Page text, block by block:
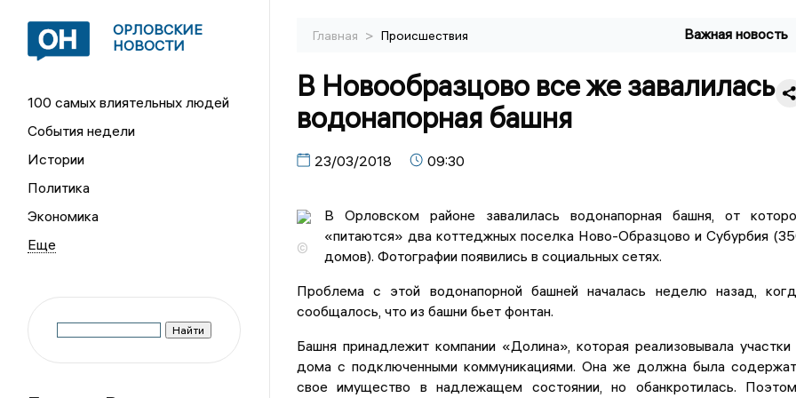
ОРЛОВСКИЕ
НОВОСТИ
100 самых влиятельных людей
События недели
Истории
Политика
Экономика
Главная > Происшествия Важная новость
В Новообразцово все же завалилась
водонапорная башня
23/03/2018 09:30
©
В Орловском районе завалилась водонапорная башня, от
«питаются» два коттеджных поселка Ново-Образцово и Субурбия
домов). Фотографии появились в социальных сетях.
Проблема с этой водонапорной башней началась неделю назад,
сообщалось, что из башни бьет фонтан.
Башня принадлежит компании «Долина», которая реализовывала участки
дома с подключенными коммуникациями. Она же должна была
свое имущество в надлежащем состоянии, но обанкротилась.